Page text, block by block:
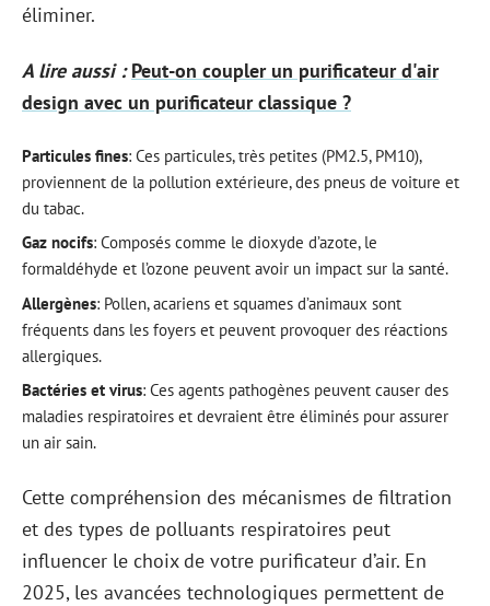
éliminer.
A lire aussi : Peut-on coupler un purificateur d'air
design avec un purificateur classique ?
Particules fines: Ces particules, très petites (PM2.5, PM10),
proviennent de la pollution extérieure, des pneus de voiture et
du tabac.
Gaz nocifs: Composés comme le dioxyde d’azote, le
formaldéhyde et l’ozone peuvent avoir un impact sur la santé.
Allergènes: Pollen, acariens et squames d’animaux sont
fréquents dans les foyers et peuvent provoquer des réactions
allergiques.
Bactéries et virus: Ces agents pathogènes peuvent causer des
maladies respiratoires et devraient être éliminés pour assurer
un air sain.
Cette compréhension des mécanismes de filtration
et des types de polluants respiratoires peut
influencer le choix de votre purificateur d’air. En
2025, les avancées technologiques permettent de